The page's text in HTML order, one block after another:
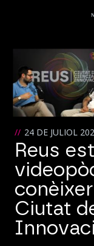
24 DE JULIOL
Reus
Ciutat